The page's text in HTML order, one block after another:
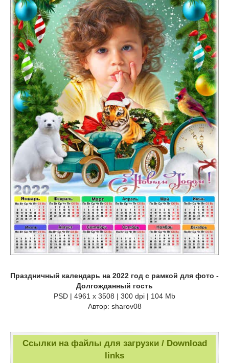
Праздничный календарь на 2022 год с рамкой для фото -
Долгожданный гость
PSD | 4961 х 3508 | 300 dpi | 104 Mb
Автор: sharov08
Ссылки на файлы для загрузки / Download
links